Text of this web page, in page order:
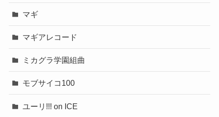
マギ
マギアレコード
ミカグラ学園組曲
モブサイコ100
ユーリ!!! on ICE